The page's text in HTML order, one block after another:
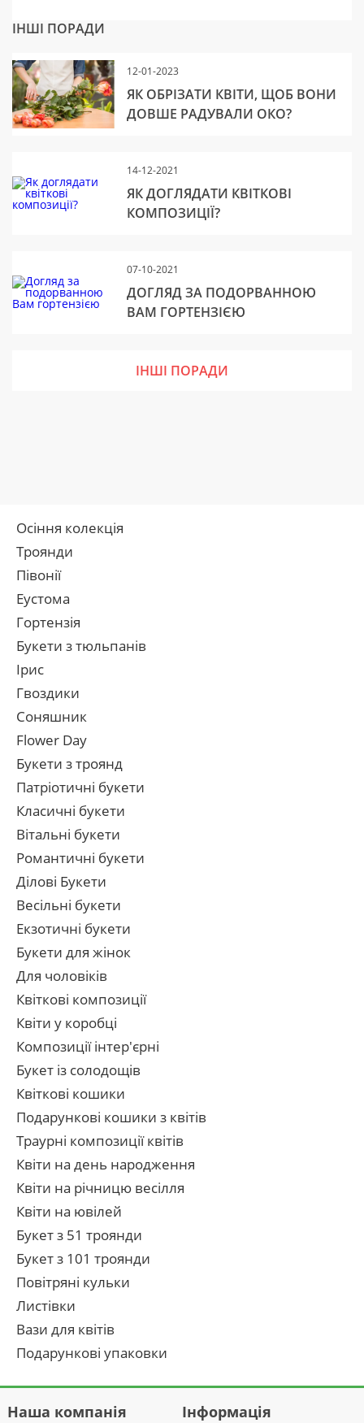
ІНШІ ПОРАДИ
12-01-2023
ЯК ОБРІЗАТИ КВІТИ, ЩОБ ВОНИ
ДОВШЕ РАДУВАЛИ ОКО?
14-12-2021
ЯК ДОГЛЯДАТИ КВІТКОВІ
КОМПОЗИЦІЇ?
07-10-2021
ДОГЛЯД ЗА ПОДОРВАННОЮ
ВАМ ГОРТЕНЗІЄЮ
ІНШІ ПОРАДИ
Осіння колекція
Троянди
Півонії
Еустома
Гортензія
Букети з тюльпанів
Ірис
Гвоздики
Соняшник
Flower Day
Букети з троянд
Патріотичні букети
Класичні букети
Вітальні букети
Романтичні букети
Ділові Букети
Весільні букети
Екзотичні букети
Букети для жінок
Для чоловіків
Квіткові композиції
Квіти у коробці
Композиції інтер'єрні
Букет із солодощів
Квіткові кошики
Подарункові кошики з квітів
Траурні композиції квітів
Квіти на день народження
Квіти на річницю весілля
Квіти на ювілей
Букет з 51 троянди
Букет з 101 троянди
Повітряні кульки
Листівки
Вази для квітів
Подарункові упаковки
Наша компанія Інформація